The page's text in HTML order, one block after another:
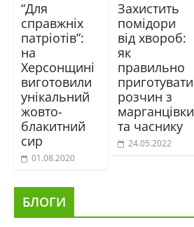
“Для
справжніх
патріотів”:
на
Херсонщині
виготовили
унікальний
жовто-
блакитний
сир
01.08.2020
Захистить
помідори
від хвороб:
як
правильно
приготувати
розчин з
марганцівки
та часнику
24.05.2022
БЛОГИ